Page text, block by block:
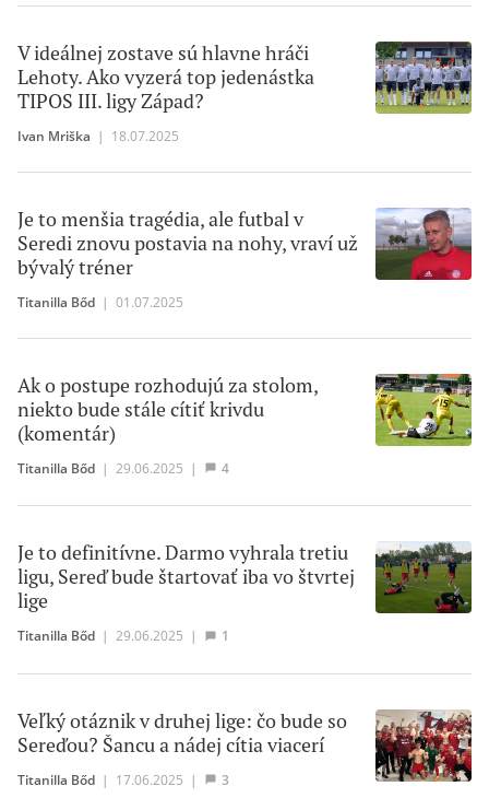
V ideálnej zostave sú hlavne hráči
Lehoty. Ako vyzerá top jedenástka
TIPOS III. ligy Západ?
Ivan Mriška | 18.07.2025
Je to menšia tragédia, ale futbal v
Seredi znovu postavia na nohy, vraví už
bývalý tréner
Titanilla Bőd | 01.07.2025
Ak o postupe rozhodujú za stolom,
niekto bude stále cítiť krivdu
(komentár)
Titanilla Bőd | 29.06.2025 | 4
Je to definitívne. Darmo vyhrala tretiu
ligu, Sereď bude štartovať iba vo štvrtej
lige
Titanilla Bőd | 29.06.2025 | 1
Veľký otáznik v druhej lige: čo bude so
Sereďou? Šancu a nádej cítia viacerí
Titanilla Bőd | 17.06.2025 | 3